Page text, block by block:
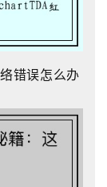
错误怎么办